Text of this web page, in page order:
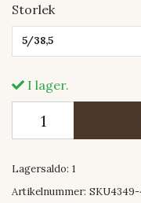
Storlek
5/38,5
I lager.
Lagersaldo: 1
Artikelnummer: